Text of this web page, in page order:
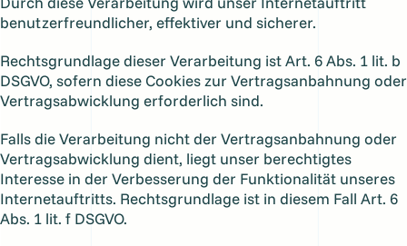
benutzerfreundlicher, effektiver und sicherer.
Rechtsgrundlage dieser Verarbeitung ist Art. 6 Abs. 1 lit. b
DSGVO, sofern diese Cookies zur Vertragsanbahnung oder
Vertragsabwicklung erforderlich sind.
Falls die Verarbeitung nicht der Vertragsanbahnung oder
Vertragsabwicklung dient, liegt unser berechtigtes
Interesse in der Verbesserung der Funktionalität unseres
Internetauftritts. Rechtsgrundlage ist in diesem Fall Art. 6
Abs. 1 lit. f DSGVO.